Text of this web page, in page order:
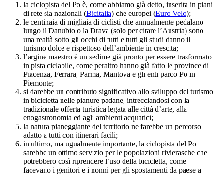
la ciclopista del Po è, come abbiamo già detto, inserita in piani
di rete sia nazionali (Bicitalia) che europei (Euro Velo);
le centinaia di migliaia di ciclisti che annualmente pedalano
lungo il Danubio o la Drava (solo per citare l’Austria) sono
una realtà sotto gli occhi di tutti e tutti gli studi danno il
turismo dolce e rispettoso dell’ambiente in crescita;
l’argine maestro è un sedime già pronto per essere trasformato
in pista ciclabile, come peraltro hanno già fatto le province di
Piacenza, Ferrara, Parma, Mantova e gli enti parco Po in
Piemonte;
si darebbe un contributo significativo allo sviluppo del turismo
in bicicletta nelle pianure padane, intrecciandosi con la
tradizionale offerta turistica legata alle città d’arte, alla
enogastronomia ed agli ambienti acquatici;
la natura pianeggiante del territorio ne farebbe un percorso
adatto a tutti con itinerari facili;
in ultimo, ma ugualmente importante, la ciclopista del Po
sarebbe un ottimo servizio per le popolazioni rivierasche che
potrebbero così riprendere l’uso della bicicletta, come
facevano i genitori e i nonni per gli spostamenti da paese a